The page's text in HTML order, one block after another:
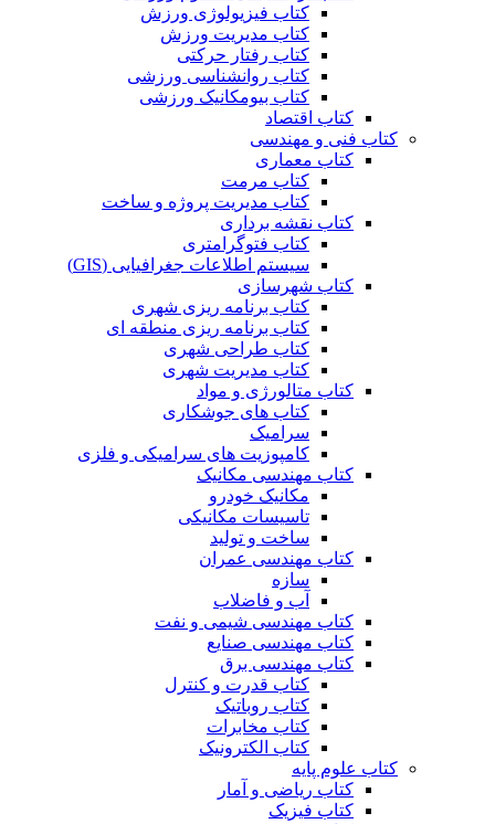
کتاب فیزیولوژی ورزش
کتاب مدیریت ورزش
کتاب رفتار حرکتی
کتاب روانشناسی ورزشی
کتاب بیومکانیک ورزشی
کتاب اقتصاد
کتاب فنی و مهندسی
کتاب معماری
کتاب مرمت
کتاب مدیریت پروژه و ساخت
کتاب نقشه برداری
کتاب فتوگرامتری
سیستم اطلاعات جغرافیایی (GIS)
کتاب شهرسازی
کتاب برنامه ریزی شهری
کتاب برنامه ریزی منطقه ای
کتاب طراحی شهری
کتاب مدیریت شهری
کتاب متالورژی و مواد
کتاب های جوشکاری
سرامیک
کامپوزیت های سرامیکی و فلزی
کتاب مهندسی مکانیک
مکانیک خودرو
تاسیسات مکانیکی
ساخت و تولید
کتاب مهندسی عمران
سازه
آب و فاضلاب
کتاب مهندسی شیمی و نفت
کتاب مهندسی صنایع
کتاب مهندسی برق
کتاب قدرت و کنترل
کتاب روباتیک
کتاب مخابرات
کتاب الکترونیک
کتاب علوم پایه
کتاب ریاضی و آمار
کتاب فیزیک